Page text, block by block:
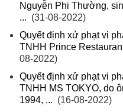
Nguyễn Phi Thường,
... (31-08-2022)
Quyết định xử phạt vi
TNHH Prince
08-2022)
Quyết định xử phạt vi
TNHH MS TOKYO, do
1994, ... (16-08-2022)